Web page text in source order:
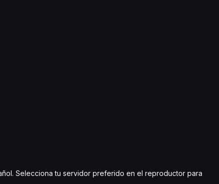
Selecciona tu servidor preferido en el reproductor para